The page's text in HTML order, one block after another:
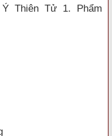
Thiên Tử 1. Phẩm